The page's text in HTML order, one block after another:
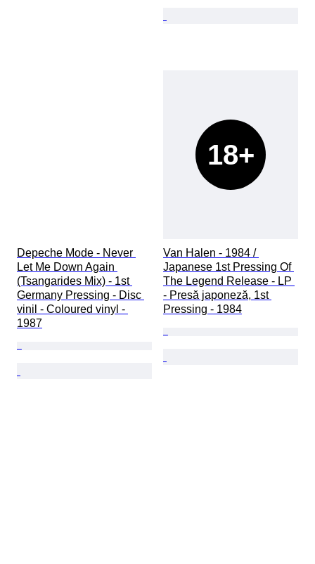
Depeche Mode - Never
Let Me Down Again
(Tsangarides Mix) - 1st
Germany Pressing - Disc
vinil - Coloured vinyl -
1987
18+
Van Halen - 1984 /
Japanese 1st Pressing Of
The Legend Release - LP
- Presă japoneză, 1st
Pressing - 1984